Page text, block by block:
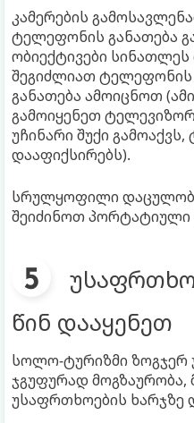
კამერების
ტელეფონის განათება
ობიექტივები სინათლეს
შეგიძლიათ
განათება ამოიცნოთ
გამოიყენეთ
უჩინარი შუქი
დააფიქსირებს).
სრულყოფილი
შეიძინოთ პორტატიული
წინ დააყენეთ
სოლო-ტურიზმი ზოგჯერ
ჯგუფურად მოგზაურობა,
უსაფრთხოების ხარჯზე